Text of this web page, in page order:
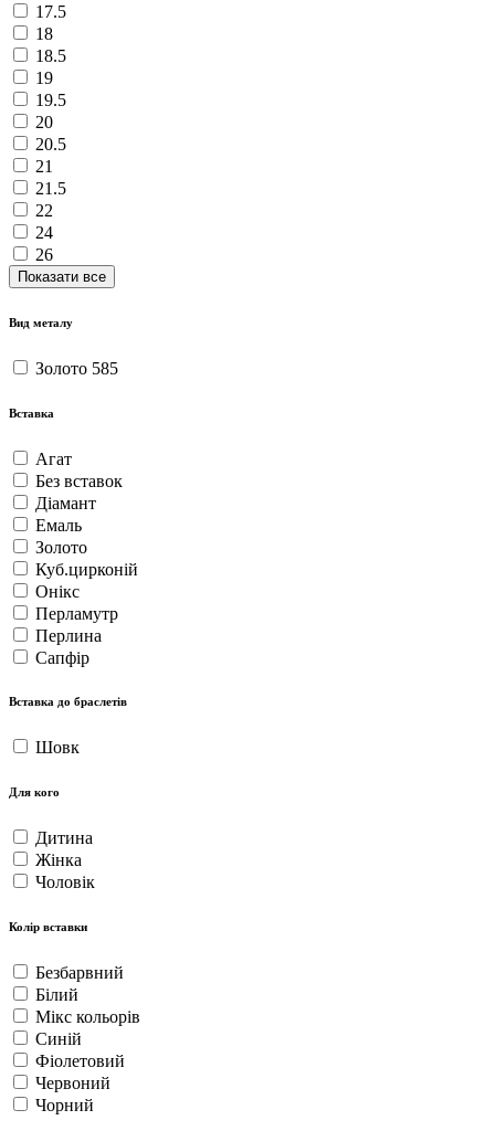
17.5
18
18.5
19
19.5
20
20.5
21
21.5
22
24
26
Показати все
Вид металу
Золото 585
Вставка
Агат
Без вставок
Діамант
Емаль
Золото
Куб.цирконій
Онікс
Перламутр
Перлина
Сапфір
Вставка до браслетів
Шовк
Для кого
Дитина
Жінка
Чоловік
Колір вставки
Безбарвний
Білий
Мікс кольорів
Синій
Фіолетовий
Червоний
Чорний